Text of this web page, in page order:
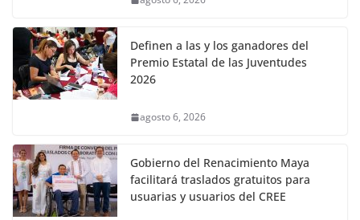
Definen a las y los ganadores del
Premio Estatal de las Juventudes
2026
agosto 6, 2026
Gobierno del Renacimiento Maya
facilitará traslados gratuitos para
usuarias y usuarios del CREE